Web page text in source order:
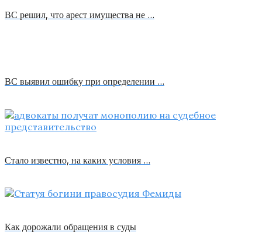
ВС решил, что арест имущества не …
ВС выявил ошибку при определении …
Стало известно, на каких условия …
Как дорожали обращения в суды